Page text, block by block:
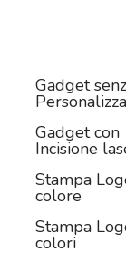
Gadget
Gadget con
Incisione
Stampa
colore
Stampa
colori